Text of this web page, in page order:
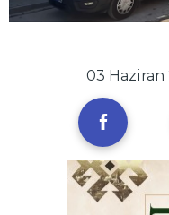
03 Haziran